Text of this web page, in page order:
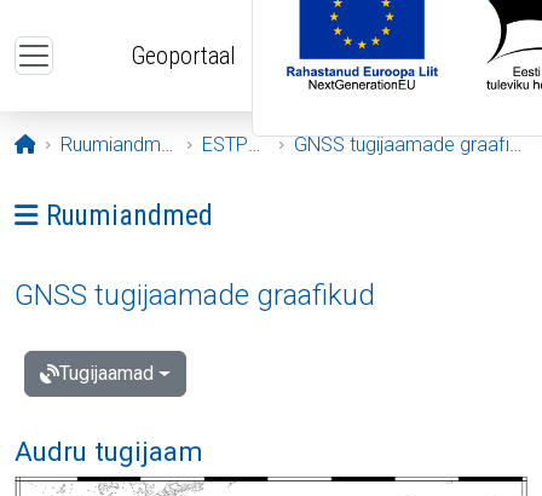
Geoportaal
Avaleht
Ruumiandmed ESTPOS GNSS tugijaamade graafikud
Ava menüü: Ruumiandmed
Ruumiandmed
GNSS tugijaamade graafikud
Tugijaamad
Audru tugijaam